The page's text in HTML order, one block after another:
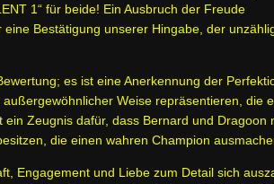
1“ für beide! Ein Ausbruch der Freude
Bestätigung unserer Hingabe, der
es ist eine Anerkennung der
Weise repräsentieren, die
Zeugnis dafür, dass Bernard und Dragoon
die einen wahren Champion
Engagement und Liebe zum Detail sich